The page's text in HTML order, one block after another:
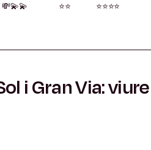
💸💫💫 ⭐⭐ ⭐⭐⭐⭐
i Gran Via: